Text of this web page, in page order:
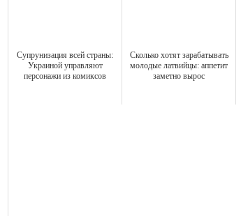
Супрунизация всей страны:
Украиной управляют
персонажи из комиксов
Сколько хотят зарабатывать
молодые латвийцы: аппетит
заметно вырос